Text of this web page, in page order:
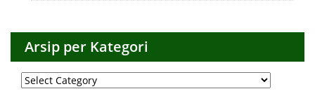
Arsip per Kategori
Arsip
per